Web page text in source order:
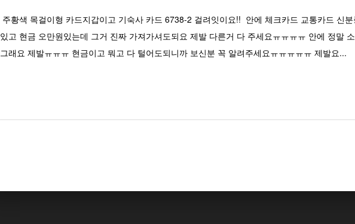
주황색 목걸이형 카드지갑이고 기숙사 카드 6738-2 걸려잇이요!! 안에 체크카드 교통카드 신
있고 현금 오만원있는데 그거 진짜 가져가셔도되요 제발 다른거 다 주세요ㅠㅠㅠㅠ 안에 정말
그래요 제발ㅠㅠㅠ 현금이고 뭐고 다 털어도되니까 보신분 꼭 알려주세요ㅠㅠㅠㅠㅠ 제발요...